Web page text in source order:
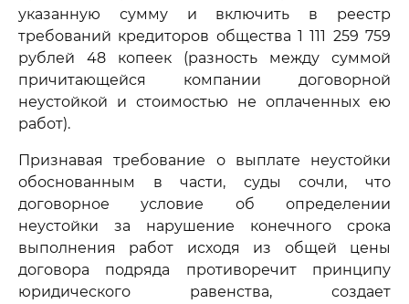
указанную сумму и включить в реестр
требований кредиторов общества 1 111 259 759
рублей 48 копеек (разность между суммой
причитающейся компании договорной
неустойкой и стоимостью не оплаченных ею
работ).
Признавая требование о выплате неустойки
обоснованным в части, суды сочли, что
договорное условие об определении
неустойки за нарушение конечного срока
выполнения работ исходя из общей цены
договора подряда противоречит принципу
юридического равенства, создает